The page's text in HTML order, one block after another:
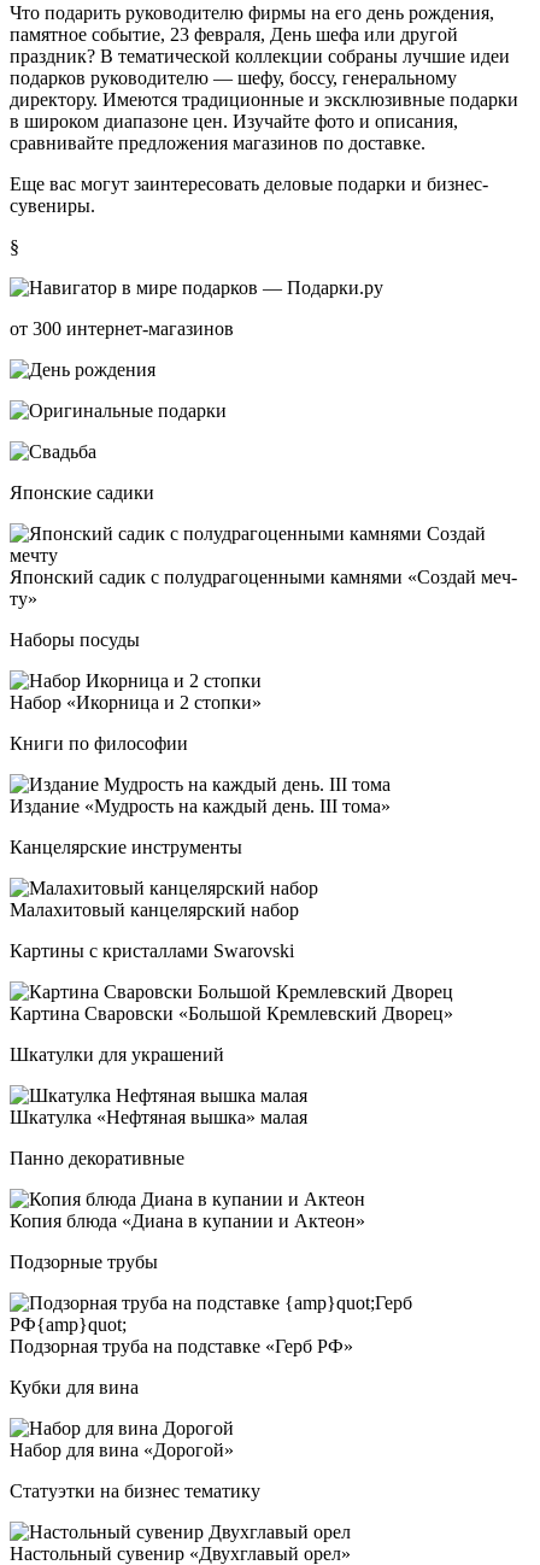
Что подарить руководителю фирмы на его день рождения,
памятное событие, 23 февраля, День шефа или другой
праздник? В тематической коллекции собраны лучшие идеи
подарков руководителю — шефу, боссу, генеральному
директору. Имеются традиционные и эксклюзивные подарки
в широком диапазоне цен. Изучайте фото и описания,
сравнивайте предложения магазинов по доставке.
Еще вас могут заинтересовать деловые подарки и бизнеc-
сувениры.
§
от 300 интернет-магазинов
Японские садики
Япон­ский са­дик с по­луд­ра­го­цен­ны­ми кам­ня­ми «Соз­дай меч­
ту»
Наборы посуды
Набор «Икор­ни­ца и 2 стоп­ки»
Книги по философии
Изда­ние «Муд­рость на каж­дый день. III то­ма»
Канцелярские инструменты
Мала­хи­то­вый кан­це­ляр­ский на­бор
Картины с кристаллами Swarovski
Кар­ти­на Сва­ров­ски «Боль­шой Крем­лев­ский Дво­рец»
Шкатулки для украшений
Шка­тул­ка «Неф­тя­ная выш­ка» ма­лая
Панно декоративные
Копия блю­да «Диана в ку­па­нии и Акте­он»
Подзорные трубы
Под­зор­ная тру­ба на под­став­ке «Герб РФ»
Кубки для вина
Набор для ви­на «Доро­гой»
Статуэтки на бизнес тематику
Нас­толь­ный су­ве­нир «Двух­гла­вый орел»